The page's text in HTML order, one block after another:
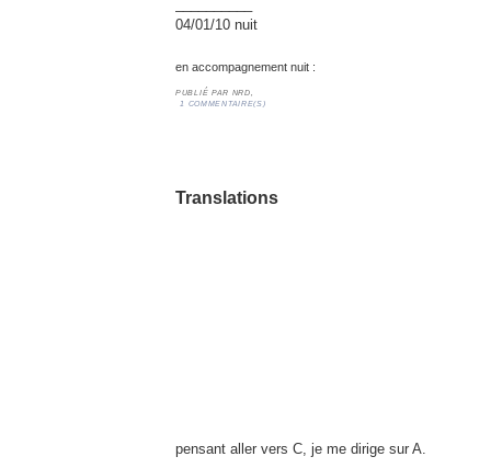
04/01/10 nuit
en accompagnement nuit :
PUBLIÉ PAR NRD,
1 COMMENTAIRE(S)
Translations
pensant aller vers C, je me dirige sur A.